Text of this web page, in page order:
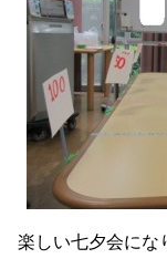
楽しい七夕会にな